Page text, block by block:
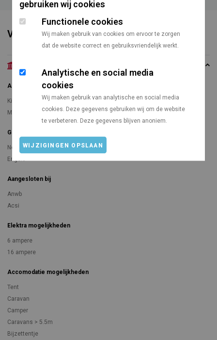
gebruiken wij cookies
Functionele cookies
Wij maken gebruik van cookies om ervoor te zorgen
dat de website correct en gebruiksvriendelijk werkt.
Analytische en social media
cookies
Wij maken gebruik van analytische en social media
cookies. Deze gegevens gebruiken wij om de website
te verbeteren. Deze gegevens blijven anoniem.
WIJZIGINGEN OPSLAAN
Voorzieningen
Algemeen
Kindvriendelijkheid
Mindervalide
Gesproken talen
Nederlands
Engels
Aangesloten bij
Anwb
Acsi
Elektra mogelijkheden
6 ampere
16 ampere
Accomodatie mogelijkheden
Tent
Caravan
Camper
Caravans > 5.5m
Bijzettentje